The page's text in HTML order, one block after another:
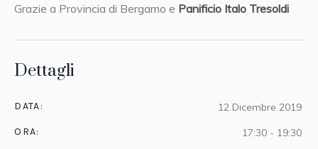
Grazie a Provincia di Bergamo e Panificio Italo Tresoldi
Dettagli
DATA: 12 Dicembre 2019
ORA: 17:30 - 19:30